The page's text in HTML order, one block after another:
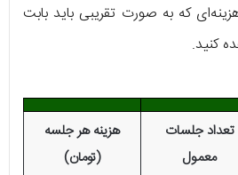
که به صورت تقریبی باید بابت
کنید.
تعداد جلسات
معمول
هزینه هر جلسه
(تومان)